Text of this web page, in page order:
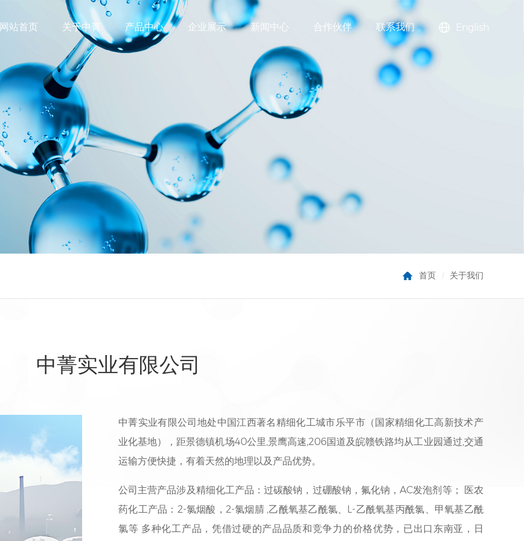
网站首页 关于中菁 产品中心 企业展示 新闻中心 合作伙伴 联系我们 English
葡萄糖酸钠
萘磺酸钠（萘系高效减水剂）
Ac发泡剂
二羟甲基丙酸DMPA
2-氯烟腈
2-氯烟酸
L-乙酰氧基丙酰氯
过硼酸钠
乙酰氧基乙酰氯
过碳酸钠
氟化钠
首页 / 关于我们
中菁实业有限公司
中菁实业有限公司 地处中国江西著名精细化工城市乐平市（国家精细化工高新技术产
业化基地），距景德镇机场40公里,景鹰高速,206国道及皖赣铁路均从工业园通过,交通
运输方便快捷，有着天然的地理以及产品优势。
公司主营产品涉及精细化工产品：过碳酸钠，过硼酸钠，氟化钠，AC发泡剂等； 医农
药化工产品：2-氯烟酸，2-氯烟腈 ,乙酰氧基乙酰氯、L-乙酰氧基丙酰氯、甲氧基乙酰
氯等 多种化工产品，凭借过硬的产品品质和竞争力的价格优势，已出口东南亚，日